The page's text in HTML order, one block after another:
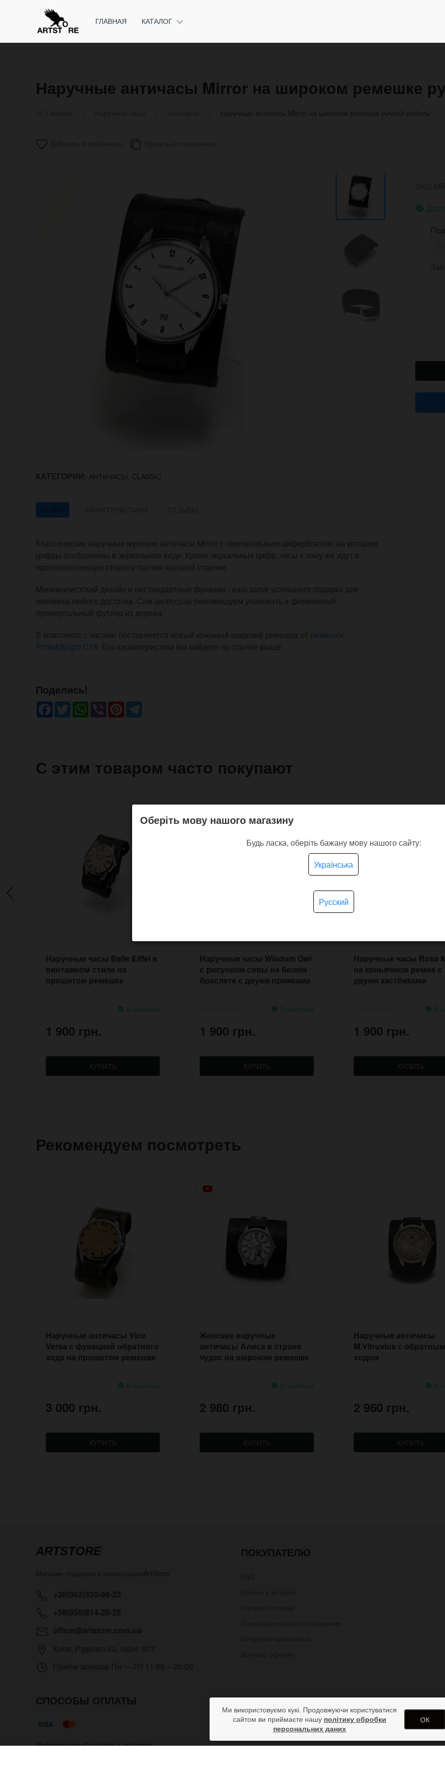
ГЛАВНАЯ КАТАЛОГ
Наручные античасы Mirror на широком ремешке
Наручные античасы Mirror на широком ремешке ручной работы
КАТЕГОРИИ: АНТИЧАСЫ, CLASSIC
ОБЗОР
Классические наручные мужские античасы Mirror с оригинальным циферблатом, на котором
цифры отображены в зеркальном виде. Кроме зеркальных цифр, часы к тому же идут в
противоположную сторону против часовой стрелки.
Минималистский дизайн и нестандартные функции - ваш залог успешного подарка для
человека любого достатка. Сам аксессуар рекомендуем упаковать в фирменный
прямоугольный футляр из дерева.
В комплекте с часами поставляется новый кожаный широкий ремешок от ремешок
Pride&Bright C18. Его характеристики вы найдете по ссылке выше.
Поделись!
Facebook
TwitterWhatsApp
ViberPinterest
С этим товаром часто покупают
Наручные часы Belle Eiffel в
винтажном стиле на
прошитом ремешке
В наличии
1 900 грн.
КУПИТЬ
Наручные часы Wisdom Owl
с рисунком совы на белом
браслете с двумя пряжками
В наличии
1 900 грн.
КУПИТЬ
Наручные часы Rosa
на коньячном ремне с
двумя застёжками
В
1 900 грн.
КУПИТЬ
Рекомендуем посмотреть
Наручные античасы Vice
Versa с функцией обратного
хода на прошитом ремешке
В наличии
3 000 грн.
КУПИТЬ
Женские наручные
античасы Алиса в стране
чудес на широком ремешке
В наличии
2 980 грн.
КУПИТЬ
Наручные античасы
M.Vitruvius с обратным
ходом
В
2 960 грн.
КУПИТЬ
ARTSTORE ПОКУПАТЕЛЮ
СПОСОБЫ ОПЛАТЫ
Информация об оплате и доставке
Ми використовуємо кукі. Продовжуючи користуватися
сайтом ви приймаєте нашу політику обробки
персональних даних
ОК
Оберіть мову нашого магазину
Будь ласка, оберіть бажану мову нашого сайту:
Українська
Русский